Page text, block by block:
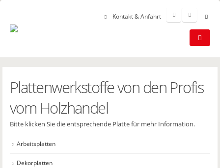
Kontakt & Anfahrt
Plattenwerkstoffe von den Profis
vom Holzhandel
Bitte klicken Sie die entsprechende Platte für mehr Information.
Arbeitsplatten
Dekorplatten